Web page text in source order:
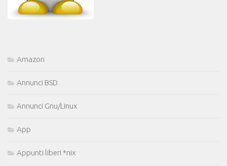
Amazon
Annunci BSD
Annunci Gnu/Linux
App
Appunti liberi *nix